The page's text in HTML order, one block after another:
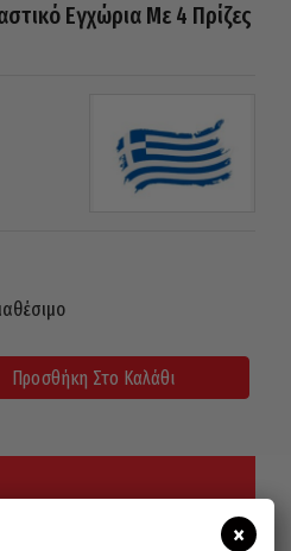
Εγχώρια Με 4 Πρίζες
Προσθήκη Στο Καλάθι
×